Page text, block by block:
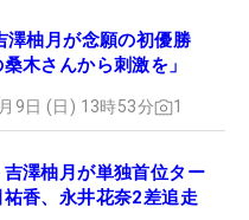
澤柚月が念願の初優勝
桑木さんから刺激を」
9日 (日) 13時53分 1
吉澤柚月が単独首位ター
香、永井花奈2差追走